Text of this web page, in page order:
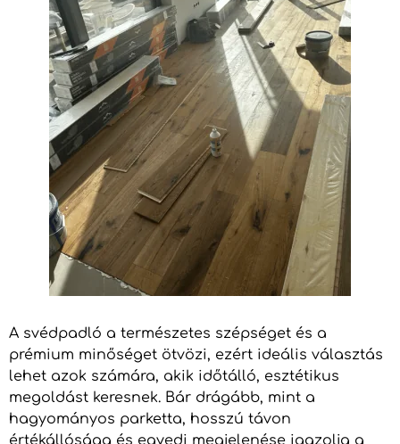
A svédpadló a természetes szépséget és a
prémium minőséget ötvözi, ezért ideális választás
lehet azok számára, akik időtálló, esztétikus
megoldást keresnek. Bár drágább, mint a
hagyományos parketta, hosszú távon
értékállósága és egyedi megjelenése igazolja a